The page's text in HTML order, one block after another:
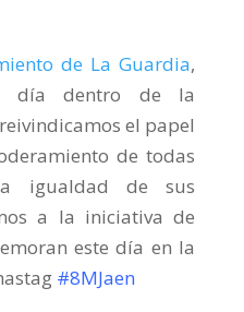
de La Guardia,
día dentro de la
el papel
de todas
igualdad de sus
a la iniciativa de
este día en la
#8MJaen